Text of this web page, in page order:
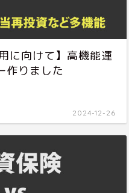
に向けて】高機能運
作りました
2024-12-26